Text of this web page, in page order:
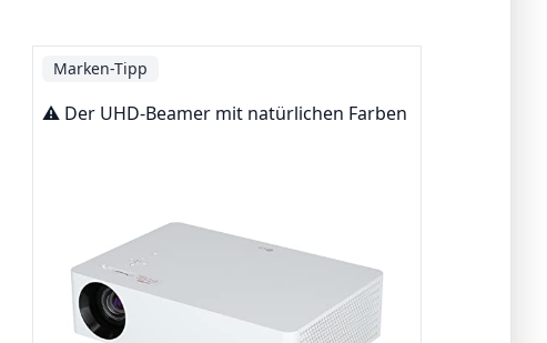
Marken-Tipp
⚠️ Der UHD-Beamer mit natürlichen Farben